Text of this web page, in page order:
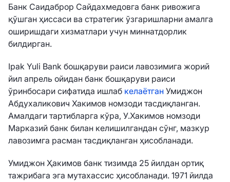
Банк Саидаброр Сайдахмедовга банк ривожига
қўшган ҳиссаси ва стратегик ўзгаришларни амалга
оширишдаги хизматлари учун миннатдорлик
билдирган.
Ipak Yuli Bank бошқаруви раиси лавозимига жорий
йил апрель ойидан банк бошқаруви раиси
ўринбосари сифатида ишлаб келаётган Умиджон
Абдухаликович Хакимов номзоди тасдиқланган.
Амалдаги тартибларга кўра, У.Хакимов номзоди
Марказий банк билан келишилгандан сўнг, мазкур
лавозимга расман тасдиқланган ҳисобланади.
Умиджон Ҳакимов банк тизимда 25 йилдан ортиқ
тажрибага эга мутахассис ҳисобланади. 1971 йилда